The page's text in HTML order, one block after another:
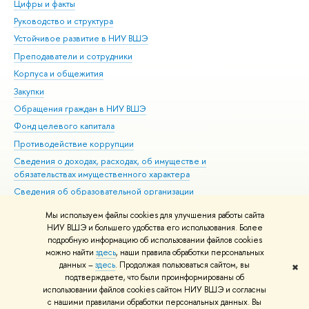
Мы используем файлы cookies для улучшения работы сайта
НИУ ВШЭ и большего удобства его использования. Более
подробную информацию об использовании файлов cookies
можно найти здесь, наши правила обработки персональных
данных –здесь. Продолжая пользоваться сайтом, вы
подтверждаете, что были проинформированы об
использовании файлов cookies сайтом НИУ ВШЭ и согласны
с нашими правилами обработки персональных данных. Вы
✖
Цифры и факты
Руководство и структура
Устойчивое развитие в НИУ ВШЭ
Преподаватели и сотрудники
Корпуса и общежития
Закупки
Обращения граждан в НИУ ВШЭ
Фонд целевого капитала
Противодействие коррупции
Сведения о доходах, расходах, об имуществе и
обязательствах имущественного характера
Сведения об образовательной организации
Людям с ограниченными возможностями здоровья
Единая платежная страница
Работа в Вышке
© НИУ ВШЭ 1993–2026 Адреса и контакты Условия использования
материалов Политика конфиденциальности Карта сайта